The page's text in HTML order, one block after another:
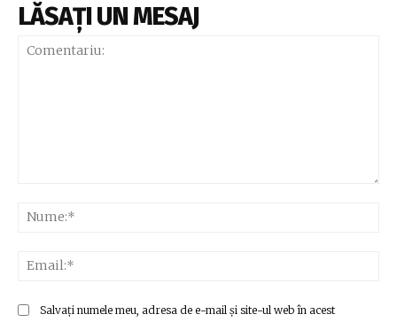
LĂSAȚI UN MESAJ
Salvați numele meu, adresa de e-mail și site-ul web în acest